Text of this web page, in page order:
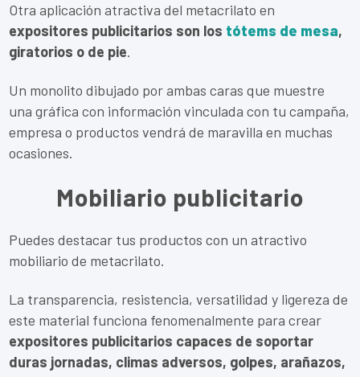
Otra aplicación atractiva del metacrilato en
expositores publicitarios son los tótems de mesa,
giratorios o de pie.
Un monolito dibujado por ambas caras que muestre
una gráfica con información vinculada con tu campaña,
empresa o productos vendrá de maravilla en muchas
ocasiones.
Mobiliario publicitario
Puedes destacar tus productos con un atractivo
mobiliario de metacrilato.
La transparencia, resistencia, versatilidad y ligereza de
este material funciona fenomenalmente para crear
expositores publicitarios capaces de soportar
duras jornadas, climas adversos, golpes, arañazos,